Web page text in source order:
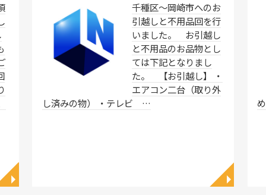
◥
千種区～岡崎市へのお
引越しと不用品回を行
いました。 お引越し
と不用品のお品物とし
ては下記となりまし
た。 【お引越し】 ・
エアコン二台（取り外
し済みの物） ・テレビ …
◥